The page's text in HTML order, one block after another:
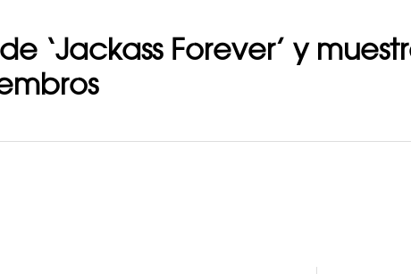
‘Jackass Forever’ y